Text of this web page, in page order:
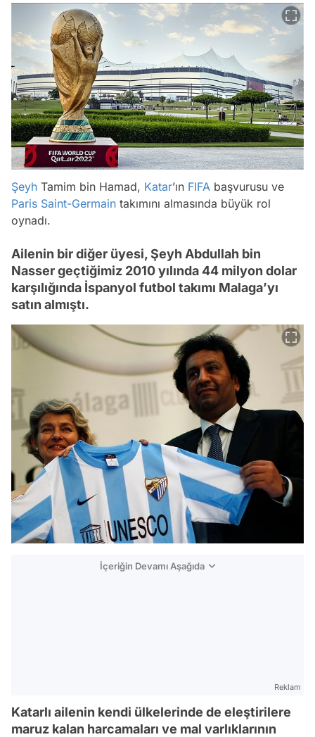
Şeyh Tamim bin Hamad, Katar’ın FIFA başvurusu ve
Paris Saint-Germain takımını almasında büyük rol
oynadı.
Ailenin bir diğer üyesi, Şeyh Abdullah bin
Nasser geçtiğimiz 2010 yılında 44 milyon dolar
karşılığında İspanyol futbol takımı Malaga’yı
satın almıştı.
İçeriğin Devamı Aşağıda
Reklam
Katarlı ailenin kendi ülkelerinde de eleştirilere
maruz kalan harcamaları ve mal varlıklarının